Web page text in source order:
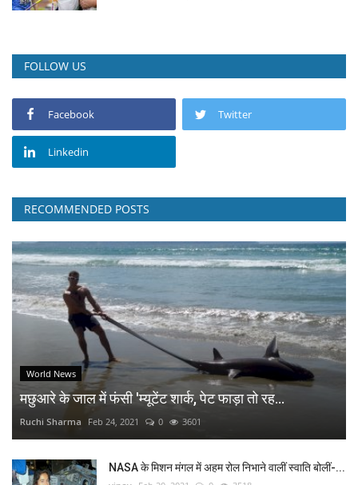
FOLLOW US
Facebook Twitter
Linkedin
RECOMMENDED POSTS
World News
मछुआरे के जाल में फंसी 'म्यूटेंट शार्क, पेट फाड़ा तो रह...
Ruchi Sharma Feb 24, 2021 0 3601
NASA के मिशन मंगल में अहम रोल निभाने वालीं स्वाति बोलीं-...